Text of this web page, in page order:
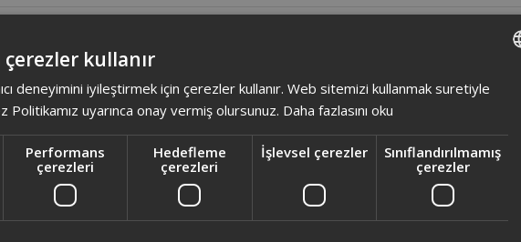
Sistemi Cihaz kablolu kullanılabilir mi?
Sistemi Tam şarjda cihaz kaç atım yapabilir?
Sistemi Cihazın tam şarj süresi ne kadardır?
Sistemi Tıraş dışındaki yöntemler neden önerilmez?
Sistemi IPL uygulaması öncesi tüyler nasıl hazırlanmalıdır?
TURKISH
kullanır
deneyimini iyileştirmek için çerezler kullanır. Web sitemizi kullanmak suretiyle
uyarınca onay vermiş olursunuz. Daha fazlasını oku
Performans
çerezleri
Hedefleme
çerezleri
İşlevsel çerezler
Sınıflandırılmamış
çerezler